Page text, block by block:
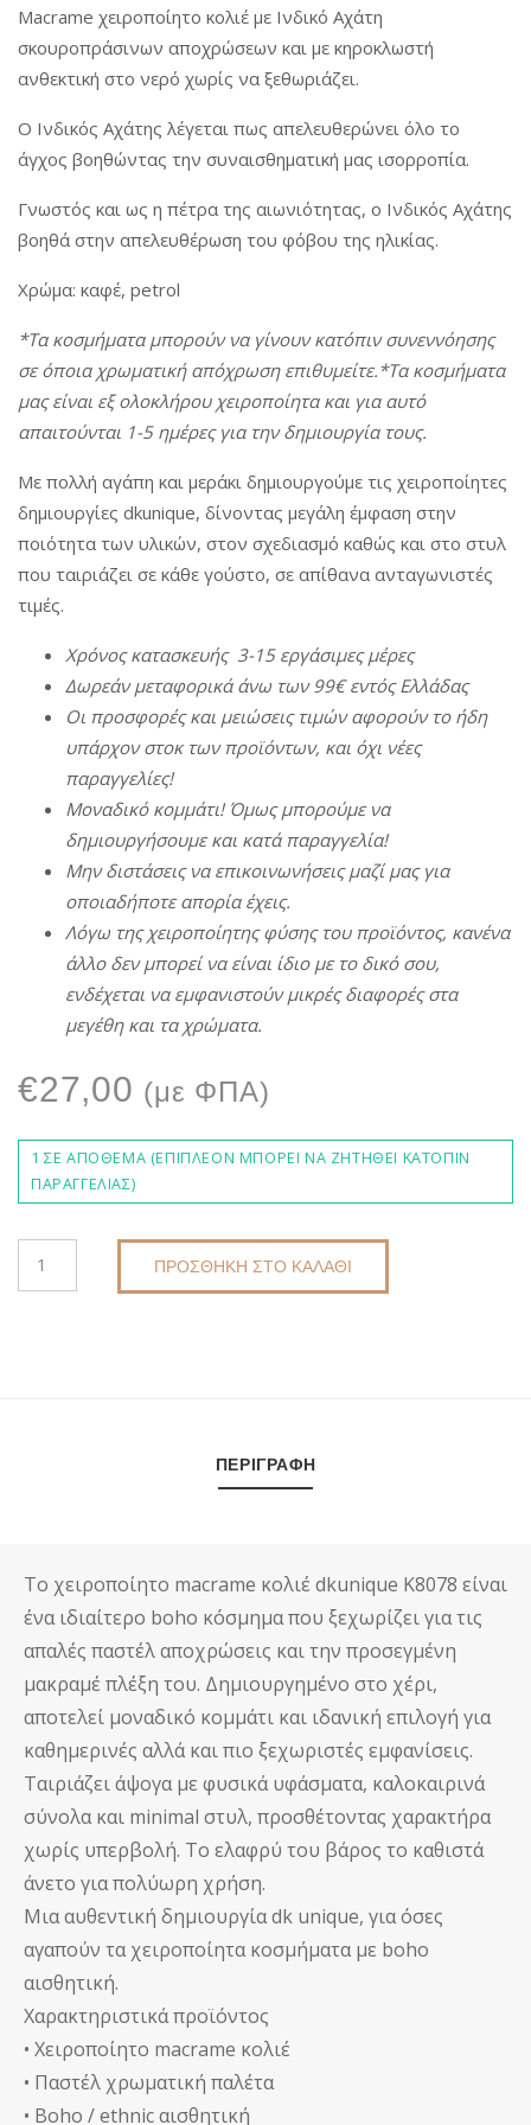
Macrame χειροποίητο κολιέ με Ινδικό Αχάτη
σκουροπράσινων αποχρώσεων και με κηροκλωστή
ανθεκτική στο νερό χωρίς να ξεθωριάζει.
Ο Ινδικός Αχάτης λέγεται πως απελευθερώνει όλο το
άγχος βοηθώντας την συναισθηματική μας ισορροπία.
Γνωστός και ως η πέτρα της αιωνιότητας, ο Ινδικός Αχάτης
βοηθά στην απελευθέρωση του φόβου της ηλικίας.
Χρώμα: καφέ, petrol
*Τα κοσμήματα μπορούν να γίνουν κατόπιν συνεννόησης
σε όποια χρωματική απόχρωση επιθυμείτε. *Τα κοσμήματα
μας είναι εξ ολοκλήρου χειροποίητα και για αυτό
απαιτούνται 1-5 ημέρες για την δημιουργία τους.
Με πολλή αγάπη και μεράκι δημιουργούμε τις χειροποίητες
δημιουργίες dkunique, δίνοντας μεγάλη έμφαση στην
ποιότητα των υλικών, στον σχεδιασμό καθώς και στο στυλ
που ταιριάζει σε κάθε γούστο, σε απίθανα ανταγωνιστές
τιμές.
Χρόνος κατασκευής 3-15 εργάσιμες μέρες
Δωρεάν μεταφορικά άνω των99€εντός Ελλάδας
Οι προσφορές και μειώσεις τιμών αφορούν το ήδη
υπάρχον στοκ τωνπροϊόντων, και όχι νέες
παραγγελίες!
Μοναδικό κομμάτι! Όμως μπορούμε να
δημιουργήσουμε και κατάπαραγγελία!
Μην διστάσεις να επικοινωνήσεις μαζί μας για
οποιαδήποτε απορία έχεις.
Λόγω της χειροποίητης φύσης τουπροϊόντος, κανένα
άλλο δεν μπορεί να είναι ίδιο με το δικό σου,
ενδέχεται να εμφανιστούν μικρές διαφορές στα
μεγέθηκαι τα χρώματα.
€27,00 (με ΦΠΑ)
1 ΣΕ ΑΠΌΘΕΜΑ (ΕΠΙΠΛΈΟΝ ΜΠΟΡΕΊ ΝΑ ΖΗΤΗΘΕΊ ΚΑΤΌΠΙΝ
ΠΑΡΑΓΓΕΛΊΑΣ)
ΠΡΟΣΘΉΚΗ ΣΤΟ ΚΑΛΆΘΙ
ΠΕΡΙΓΡΑΦΉ
Το χειροποίητο macrame κολιέ dkunique K8078 είναι
ένα ιδιαίτερο boho κόσμημα που ξεχωρίζει για τις
απαλές παστέλ αποχρώσεις και την προσεγμένη
μακραμέ πλέξη του. Δημιουργημένο στο χέρι,
αποτελεί μοναδικό κομμάτι και ιδανική επιλογή για
καθημερινές αλλά και πιο ξεχωριστές εμφανίσεις.
Ταιριάζει άψογα με φυσικά υφάσματα, καλοκαιρινά
σύνολα και minimal στυλ, προσθέτοντας χαρακτήρα
χωρίς υπερβολή. Το ελαφρύ του βάρος το καθιστά
άνετο για πολύωρη χρήση.
Μια αυθεντική δημιουργία dk unique, για όσες
αγαπούν τα χειροποίητα κοσμήματα με boho
αισθητική.
Χαρακτηριστικά προϊόντος
• Χειροποίητο macrame κολιέ
• Παστέλ χρωματική παλέτα
• Boho / ethnic αισθητική